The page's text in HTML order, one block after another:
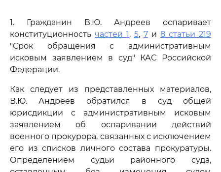
1. Гражданин В.Ю. Андреев оспаривает
конституционность частей 1, 5, 7 и 8 статьи 219
"Срок обращения с административным
исковым заявлением в суд" КАС Российской
Федерации.
Как следует из представленных материалов,
В.Ю. Андреев обратился в суд общей
юрисдикции с административным исковым
заявлением об оспаривании действий
военного прокурора, связанных с исключением
его из списков личного состава прокуратуры.
Определением судьи районного суда,